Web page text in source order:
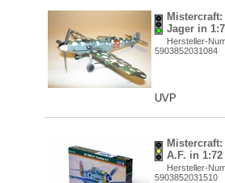
Mistercraft:
Jager in
Hersteller-
5903852031084
UVP
Mistercraft:
A.F. in 1:72
Hersteller-
5903852031510